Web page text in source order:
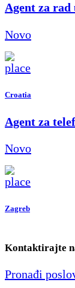
Agent za
Novo
Croatia
Agent za
Novo
Zagreb
Kontaktirajte
Pronađi